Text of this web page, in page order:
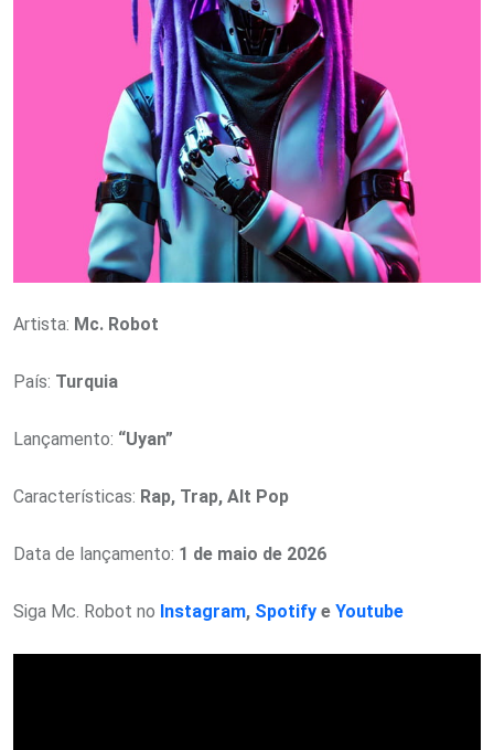
Artista: Mc. Robot
País: Turquia
Lançamento: “Uyan”
Características: Rap, Trap, Alt Pop
Data de lançamento: 1 de maio de 2026
Siga Mc. Robot no Instagram, Spotify e Youtube